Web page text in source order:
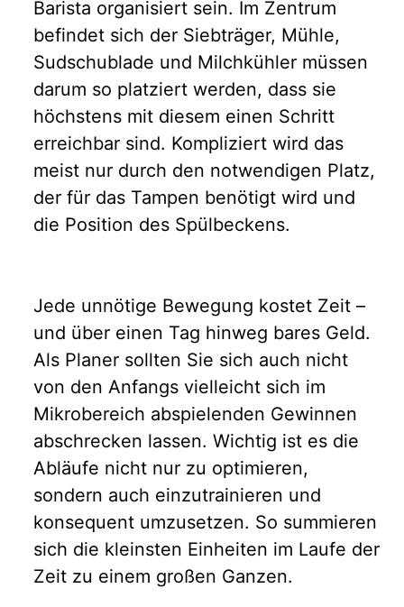
Barista organisiert sein. Im Zentrum
befindet sich der Siebträger, Mühle,
Sudschublade und Milchkühler müssen
darum so platziert werden, dass sie
höchstens mit diesem einen Schritt
erreichbar sind. Kompliziert wird das
meist nur durch den notwendigen Platz,
der für das Tampen benötigt wird und
die Position des Spülbeckens.
Jede unnötige Bewegung kostet Zeit –
und über einen Tag hinweg bares Geld.
Als Planer sollten Sie sich auch nicht
von den Anfangs vielleicht sich im
Mikrobereich abspielenden Gewinnen
abschrecken lassen. Wichtig ist es die
Abläufe nicht nur zu optimieren,
sondern auch einzutrainieren und
konsequent umzusetzen. So summieren
sich die kleinsten Einheiten im Laufe der
Zeit zu einem großen Ganzen.